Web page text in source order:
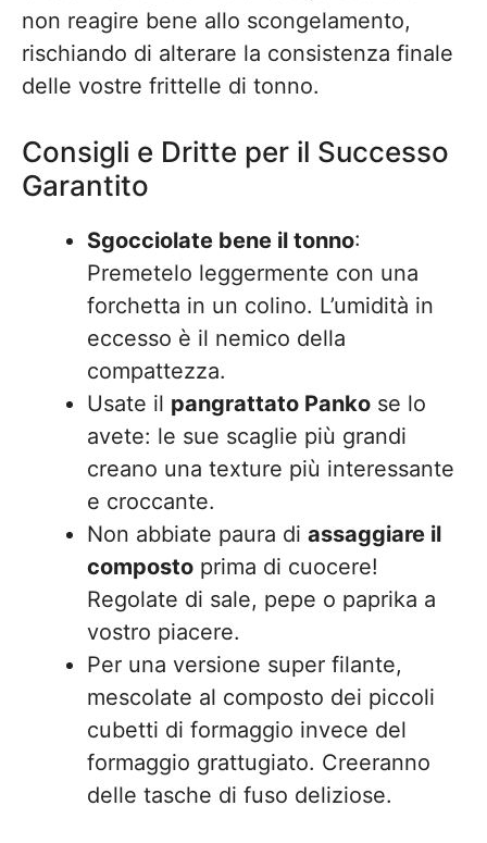
non reagire bene allo scongelamento,
rischiando di alterare la consistenza finale
delle vostre frittelle di tonno.
Consigli e Dritte per il Successo
Garantito
Sgocciolate bene il tonno:
Premetelo leggermente con una
forchetta in un colino. L’umidità in
eccesso è il nemico della
compattezza.
Usate il pangrattato Panko se lo
avete: le sue scaglie più grandi
creano una texture più interessante
e croccante.
Non abbiate paura di assaggiare il
composto prima di cuocere!
Regolate di sale, pepe o paprika a
vostro piacere.
Per una versione super filante,
mescolate al composto dei piccoli
cubetti di formaggio invece del
formaggio grattugiato. Creeranno
delle tasche di fuso deliziose.